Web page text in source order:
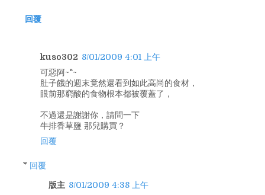
回覆
kuso302 8/01/2009 4:01 上午
可惡阿~"~
肚子餓的週末竟然還看到如此高尚的食材，
眼前那窮酸的食物根本都被覆蓋了，
不過還是謝謝你，請問一下
牛排香草鹽 那兒購買？
回覆
回覆
版主 8/01/2009 4:38 上午